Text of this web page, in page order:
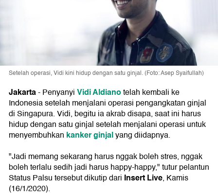
Setelah operasi, Vidi kini hidup dengan satu ginjal. (Foto: Asep Syaifullah)
Jakarta- PenyanyiVidi Aldianotelah kembali ke
Indonesia setelah menjalani operasi pengangkatan ginjal
di Singapura. Vidi, begitu ia akrab disapa, saat ini harus
hidup dengan satu ginjal setelah menjalani operasi untuk
menyembuhkan kanker ginjalyang diidapnya.
"Jadi memang sekarang harus nggak boleh stres, nggak
boleh terlalu sedih jadi harus happy-happy," tutur pelantun
Status Palsu tersebut dikutip dari Insert Live, Kamis
(16/1/2020).